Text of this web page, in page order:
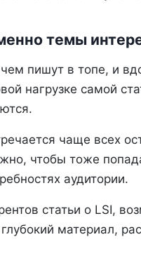
темы
пишут в топе, и
нагрузке самой
чаще всех
чтобы тоже
аудитории.
статьи о LSI,
материал,